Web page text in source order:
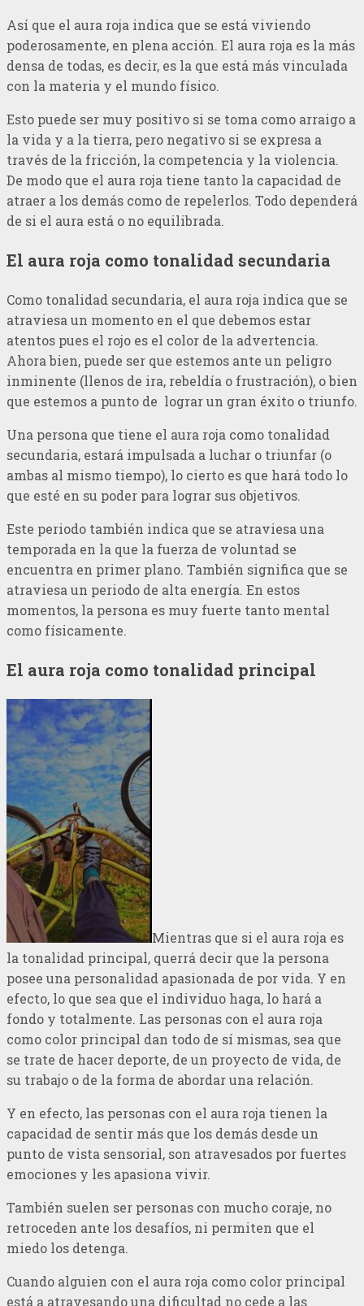
Así que el aura roja indica que se está viviendo
poderosamente, en plena acción. El aura roja es la más
densa de todas, es decir, es la que está más vinculada
con la materia y el mundo físico.
Esto puede ser muy positivo si se toma como arraigo a
la vida y a la tierra, pero negativo si se expresa a
través de la fricción, la competencia y la violencia.
De modo que el aura roja tiene tanto la capacidad de
atraer a los demás como de repelerlos. Todo dependerá
de si el aura está o no equilibrada.
El aura roja como tonalidad secundaria
Como tonalidad secundaria, el aura roja indica que se
atraviesa un momento en el que debemos estar
atentos pues el rojo es el color de la advertencia.
Ahora bien, puede ser que estemos ante un peligro
inminente (llenos de ira, rebeldía o frustración), o bien
que estemos a punto de lograr un gran éxito o triunfo.
Una persona que tiene el aura roja como tonalidad
secundaria, estará impulsada a luchar o triunfar (o
ambas al mismo tiempo), lo cierto es que hará todo lo
que esté en su poder para lograr sus objetivos.
Este periodo también indica que se atraviesa una
temporada en la que la fuerza de voluntad se
encuentra en primer plano. También significa que se
atraviesa un periodo de alta energía. En estos
momentos, la persona es muy fuerte tanto mental
como físicamente.
El aura roja como tonalidad principal
Mientras que si el aura roja es
la tonalidad principal, querrá decir que la persona
posee una personalidad apasionada de por vida. Y en
efecto, lo que sea que el individuo haga, lo hará a
fondo y totalmente. Las personas con el aura roja
como color principal dan todo de sí mismas, sea que
se trate de hacer deporte, de un proyecto de vida, de
su trabajo o de la forma de abordar una relación.
Y en efecto, las personas con el aura roja tienen la
capacidad de sentir más que los demás desde un
punto de vista sensorial, son atravesados por fuertes
emociones y les apasiona vivir.
También suelen ser personas con mucho coraje, no
retroceden ante los desafíos, ni permiten que el
miedo los detenga.
Cuando alguien con el aura roja como color principal
está a atravesando una dificultad no cede a las